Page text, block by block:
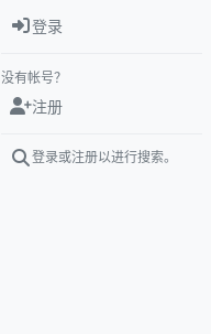
登录
没有帐号？
注册
登录或注册以进行搜索。